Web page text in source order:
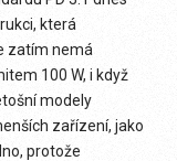
která
zatím nemá
100 W, i když
modely
zařízení, jako
protože